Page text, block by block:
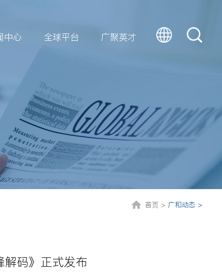
中心 全球平台 广聚英才
首页 > 广和动态 >
解码》正式发布